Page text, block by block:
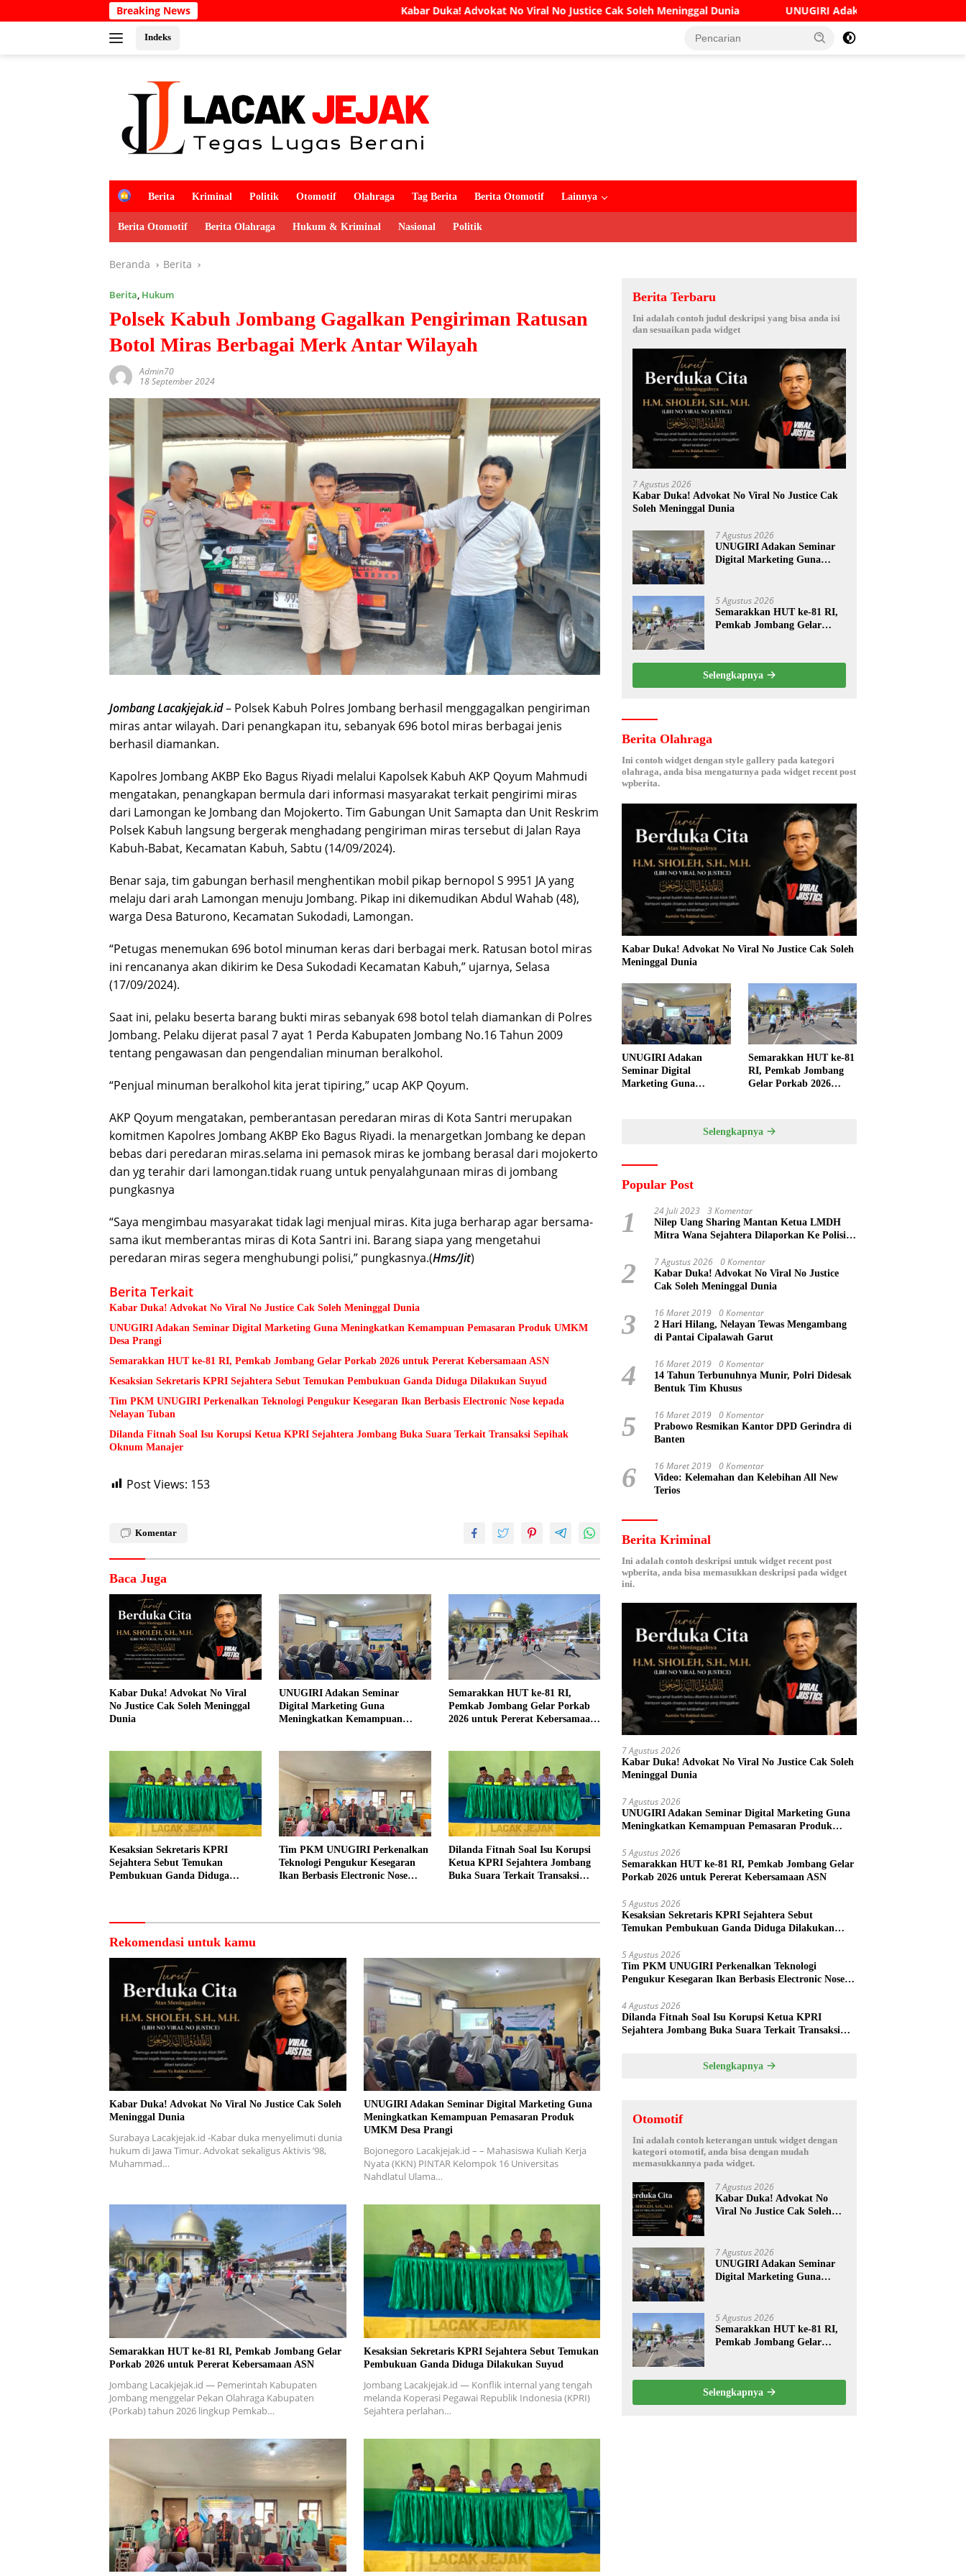
ke
Breaking News Kabar Duka! Advokat No Viral No Justice Cak Soleh Meninggal Dunia UNUGIRI Adakan Seminar Digital Marketing Guna
Indeks
H
m
e
Berita Kriminal Politik Otomotif Olahraga Tag Berita Berita Otomotif Lainnya
Berita Otomotif Berita Olahraga Hukum & Kriminal Nasional Politik
Beranda Berita
Berita, Hukum
Polsek Kabuh Jombang Gagalkan Pengiriman Ratusan
Botol Miras Berbagai Merk Antar Wilayah
Admin70
18 September 2024
Jombang Lacakjejak.id– Polsek Kabuh Polres Jombang berhasil menggagalkan pengiriman
miras antar wilayah. Dari penangkapan itu, sebanyak 696 botol miras berbagai jenis
berhasil diamankan.
Kapolres Jombang AKBP Eko Bagus Riyadi melalui Kapolsek Kabuh AKP Qoyum Mahmudi
mengatakan, penangkapan bermula dari informasi masyarakat terkait pengirimi miras
dari Lamongan ke Jombang dan Mojokerto. Tim Gabungan Unit Samapta dan Unit Reskrim
Polsek Kabuh langsung bergerak menghadang pengiriman miras tersebut di Jalan Raya
Kabuh-Babat, Kecamatan Kabuh, Sabtu (14/09/2024).
Benar saja, tim gabungan berhasil menghentikan mobil pikap bernopol S 9951 JA yang
melaju dari arah Lamongan menuju Jombang. Pikap ini dikemudikan Abdul Wahab (48),
warga Desa Baturono, Kecamatan Sukodadi, Lamongan.
“Petugas menemukan 696 botol minuman keras dari berbagai merk. Ratusan botol miras
ini rencananya akan dikirim ke Desa Sukodadi Kecamatan Kabuh,” ujarnya, Selasa
(17/09/2024).
Saat ini, pelaku beserta barang bukti miras sebanyak 698 botol telah diamankan di Polres
Jombang. Pelaku dijerat pasal 7 ayat 1 Perda Kabupaten Jombang No.16 Tahun 2009
tentang pengawasan dan pengendalian minuman beralkohol.
“Penjual minuman beralkohol kita jerat tipiring,” ucap AKP Qoyum.
AKP Qoyum mengatakan, pemberantasan peredaran miras di Kota Santri merupakan
komitmen Kapolres Jombang AKBP Eko Bagus Riyadi. Ia menargetkan Jombang ke depan
bebas dari peredaran miras.selama ini pemasok miras ke jombang berasal dari mojokerto
dan yg terahir dari lamongan.tidak ruang untuk penyalahgunaan miras di jombang
pungkasnya
“Saya mengimbau masyarakat tidak lagi menjual miras. Kita juga berharap agar bersama-
sama ikut memberantas miras di Kota Santri ini. Barang siapa yang mengetahui
peredaran miras segera menghubungi polisi,” pungkasnya.(Hms/Jit)
Berita Terkait
Kabar Duka! Advokat No Viral No Justice Cak Soleh Meninggal Dunia
UNUGIRI Adakan Seminar Digital Marketing Guna Meningkatkan Kemampuan Pemasaran Produk UMKM
Desa Prangi
Semarakkan HUT ke-81 RI, Pemkab Jombang Gelar Porkab 2026 untuk Pererat Kebersamaan ASN
Kesaksian Sekretaris KPRI Sejahtera Sebut Temukan Pembukuan Ganda Diduga Dilakukan Suyud
Tim PKM UNUGIRI Perkenalkan Teknologi Pengukur Kesegaran Ikan Berbasis Electronic Nose kepada
Nelayan Tuban
Dilanda Fitnah Soal Isu Korupsi Ketua KPRI Sejahtera Jombang Buka Suara Terkait Transaksi Sepihak
Oknum Manajer
Post Views: 153
Komentar
Baca Juga
Kabar Duka! Advokat No Viral
No Justice Cak Soleh Meninggal
Dunia
UNUGIRI Adakan Seminar
Digital Marketing Guna
Meningkatkan Kemampuan
Semarakkan HUT ke-81 RI,
Pemkab Jombang Gelar Porkab
2026 untuk Pererat Kebersamaan
Kesaksian Sekretaris KPRI
Sejahtera Sebut Temukan
Pembukuan Ganda Diduga
Tim PKM UNUGIRI Perkenalkan
Teknologi Pengukur Kesegaran
Ikan Berbasis Electronic Nose
Dilanda Fitnah Soal Isu Korupsi
Ketua KPRI Sejahtera Jombang
Buka Suara Terkait Transaksi
Rekomendasi untuk kamu
Kabar Duka! Advokat No Viral No Justice Cak Soleh
Meninggal Dunia
Surabaya Lacakjejak.id -Kabar duka menyelimuti dunia
hukum di Jawa Timur. Advokat sekaligus Aktivis ’98,
Muhammad…
UNUGIRI Adakan Seminar Digital Marketing Guna
Meningkatkan Kemampuan Pemasaran Produk
UMKM Desa Prangi
Bojonegoro Lacakjejak.id – – Mahasiswa Kuliah Kerja
Nyata (KKN) PINTAR Kelompok 16 Universitas
Nahdlatul Ulama…
Semarakkan HUT ke-81 RI, Pemkab Jombang Gelar
Porkab 2026 untuk Pererat Kebersamaan ASN
Jombang Lacakjejak.id — Pemerintah Kabupaten
Jombang menggelar Pekan Olahraga Kabupaten
(Porkab) tahun 2026 lingkup Pemkab…
Kesaksian Sekretaris KPRI Sejahtera Sebut Temukan
Pembukuan Ganda Diduga Dilakukan Suyud
Jombang Lacakjejak.id — Konflik internal yang tengah
melanda Koperasi Pegawai Republik Indonesia (KPRI)
Sejahtera perlahan…
Berita Terbaru
Ini adalah contoh judul deskripsi yang bisa anda isi
dan sesuaikan pada widget
7 Agustus 2026
Kabar Duka! Advokat No Viral No Justice Cak
Soleh Meninggal Dunia
7 Agustus 2026
UNUGIRI Adakan Seminar
Digital Marketing Guna
Desa Prangi
5 Agustus 2026
Semarakkan HUT ke-81 RI,
Pemkab Jombang Gelar
Selengkapnya
Berita Olahraga
Ini contoh widget dengan style gallery pada kategori
olahraga, anda bisa mengaturnya pada widget recent post
wpberita.
Kabar Duka! Advokat No Viral No Justice Cak Soleh
Meninggal Dunia
UNUGIRI Adakan
Seminar Digital
Marketing Guna
Semarakkan HUT ke-81
RI, Pemkab Jombang
Gelar Porkab 2026
Selengkapnya
Popular Post
1 24 Juli 2023 3 Komentar
Nilep Uang Sharing Mantan Ketua LMDH
Mitra Wana Sejahtera Dilaporkan Ke Polisi
2 7 Agustus 2026 0 Komentar
Kabar Duka! Advokat No Viral No Justice
Cak Soleh Meninggal Dunia
3 16 Maret 2019 0 Komentar
2 Hari Hilang, Nelayan Tewas Mengambang
di Pantai Cipalawah Garut
4 16 Maret 2019 0 Komentar
14 Tahun Terbunuhnya Munir, Polri Didesak
Bentuk Tim Khusus
5 16 Maret 2019 0 Komentar
Prabowo Resmikan Kantor DPD Gerindra di
Banten
6 16 Maret 2019 0 Komentar
Video: Kelemahan dan Kelebihan All New
Terios
Berita Kriminal
Ini adalah contoh deskripsi untuk widget recent post
wpberita, anda bisa memasukkan deskripsi pada widget
ini.
7 Agustus 2026
Kabar Duka! Advokat No Viral No Justice Cak Soleh
Meninggal Dunia
7 Agustus 2026
UNUGIRI Adakan Seminar Digital Marketing Guna
Meningkatkan Kemampuan Pemasaran Produk
5 Agustus 2026
Semarakkan HUT ke-81 RI, Pemkab Jombang Gelar
Porkab 2026 untuk Pererat Kebersamaan ASN
5 Agustus 2026
Kesaksian Sekretaris KPRI Sejahtera Sebut
Temukan Pembukuan Ganda Diduga Dilakukan
5 Agustus 2026
Tim PKM UNUGIRI Perkenalkan Teknologi
Pengukur Kesegaran Ikan Berbasis Electronic Nose
4 Agustus 2026
Dilanda Fitnah Soal Isu Korupsi Ketua KPRI
Sejahtera Jombang Buka Suara Terkait Transaksi
Selengkapnya
Otomotif
Ini adalah contoh keterangan untuk widget dengan
kategori otomotif, anda bisa dengan mudah
memasukkannya pada widget.
7 Agustus 2026
Kabar Duka! Advokat No
Viral No Justice Cak Soleh
7 Agustus 2026
UNUGIRI Adakan Seminar
Digital Marketing Guna
Desa Prangi
5 Agustus 2026
Semarakkan HUT ke-81 RI,
Pemkab Jombang Gelar
Selengkapnya